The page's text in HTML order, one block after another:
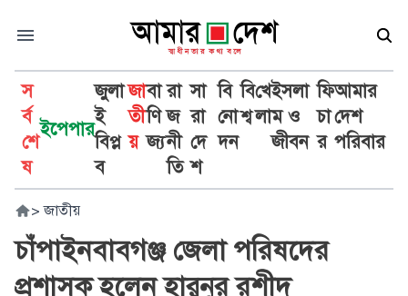
স
র্ব
শে
ষ
ইপেপার
জুলা
ই
বিপ্ল
ব
জা
তী
য়
বা
ণি
জ্য
রা
জ
নী
তি
সা
রা
দে
শ
বি
নো
দন
বি
শ্ব
খে
লা
ইসলা
ম ও
জীবন
ফি
চা
র
আমার
দেশ
পরিবার
> জাতীয়
চাঁপাইনবাবগঞ্জ জেলা পরিষদের
প্রশাসক হলেন হারুনুর রশীদ